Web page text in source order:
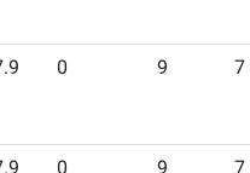
0 9 7
0 9 7